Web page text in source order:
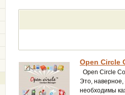
Open Circle
Open Circle
Это,
необходимы